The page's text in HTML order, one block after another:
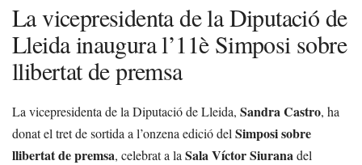
La vicepresidenta de la Diputació de
Lleida inaugura l’11è Simposi sobre
llibertat de premsa
La vicepresidenta de la Diputació de Lleida, Sandra Castro, ha
donat el tret de sortida a l’onzena edició del Simposi sobre
llibertat de premsa, celebrat a la Sala Víctor Siuranadel